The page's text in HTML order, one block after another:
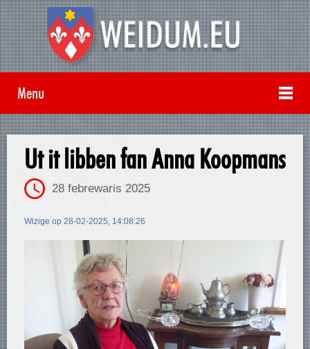
Menu
Ut it libben fan Anna Koopmans
28 febrewaris 2025
Wizige op 28-02-2025, 14:08:26